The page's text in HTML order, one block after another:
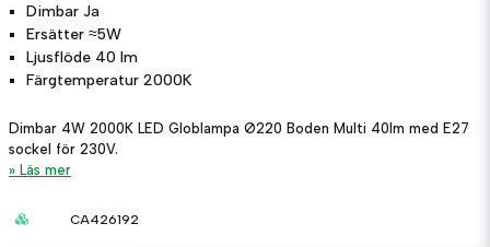
Dimbar Ja
Ersätter ≈5W
Ljusflöde 40 lm
Färgtemperatur 2000K
Dimbar 4W 2000K LED Globlampa Ø220 Boden Multi 40lm med E27
sockel för 230V.
Läs mer
CA426192